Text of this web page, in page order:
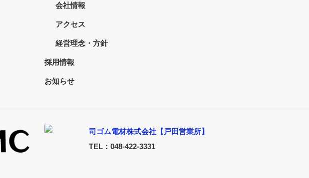
会社情報
アクセス
経営理念・方針
採用情報
お知らせ
司ゴム電材株式会社【戸田営業所】
TEL：048-422-3331